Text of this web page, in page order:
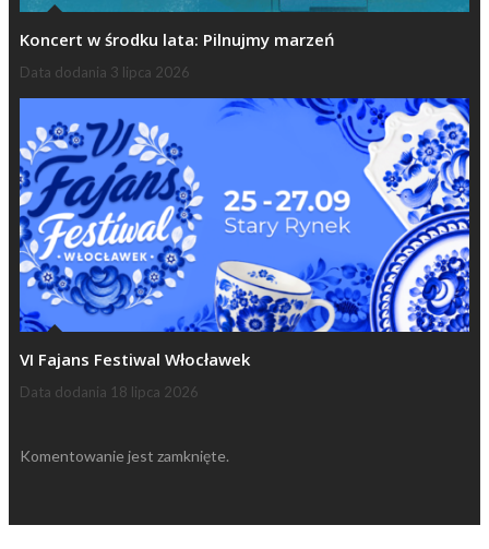
Koncert w środku lata: Pilnujmy marzeń
Data dodania 3 lipca 2026
VI Fajans Festiwal Włocławek
Data dodania 18 lipca 2026
Komentowanie jest zamknięte.